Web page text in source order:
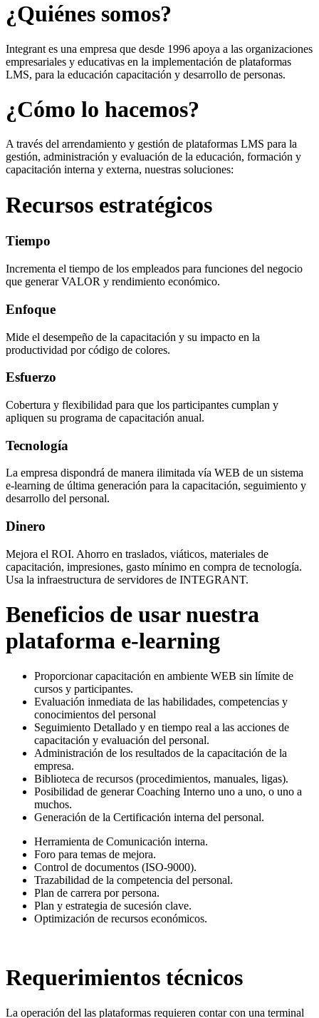
¿Quiénes somos?
Integrant es una empresa que desde 1996 apoya a las organizaciones
empresariales y educativas en la implementación de plataformas
LMS, para la educación capacitación y desarrollo de personas.
¿Cómo lo hacemos?
A través del arrendamiento y gestión de plataformas LMS para la
gestión, administración y evaluación de la educación, formación y
capacitación interna y externa, nuestras soluciones:
Recursos estratégicos
Tiempo
Incrementa el tiempo de los empleados para funciones del negocio
que generar VALOR y rendimiento económico.
Enfoque
Mide el desempeño de la capacitación y su impacto en la
productividad por código de colores.
Esfuerzo
Cobertura y flexibilidad para que los participantes cumplan y
apliquen su programa de capacitación anual.
Tecnología
La empresa dispondrá de manera ilimitada vía WEB de un sistema
e-learning de última generación para la capacitación, seguimiento y
desarrollo del personal.
Dinero
Mejora el ROI. Ahorro en traslados, viáticos, materiales de
capacitación, impresiones, gasto mínimo en compra de tecnología.
Usa la infraestructura de servidores de INTEGRANT.
Beneficios de usar nuestra
plataforma e-learning
Proporcionar capacitación en ambiente WEB sin límite de
cursos y participantes.
Evaluación inmediata de las habilidades, competencias y
conocimientos del personal
Seguimiento Detallado y en tiempo real a las acciones de
capacitación y evaluación del personal.
Administración de los resultados de la capacitación de la
empresa.
Biblioteca de recursos (procedimientos, manuales, ligas).
Posibilidad de generar Coaching Interno uno a uno, o uno a
muchos.
Generación de la Certificación interna del personal.
Herramienta de Comunicación interna.
Foro para temas de mejora.
Control de documentos (ISO-9000).
Trazabilidad de la competencia del personal.
Plan de carrera por persona.
Plan y estrategia de sucesión clave.
Optimización de recursos económicos.
Requerimientos técnicos
La operación del las plataformas requieren contar con una terminal